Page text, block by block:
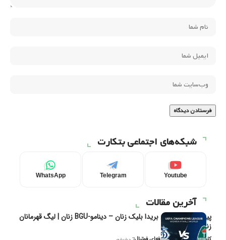
شبکه‌های اجتماعی بتکارت
Youtube
Telegram
WhatsApp
آخرین مقالات
پیش‌بینی و تحلیل بریدا بلیک زنان – دینامو-BGU زنان | لیگ قهرمانان
زنان یوفا